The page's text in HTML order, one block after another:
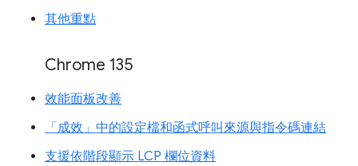
其他重點
Chrome 135
效能面板改善
「成效」中的設定檔和函式呼叫來源與指令碼連結
支援依階段顯示 LCP 欄位資料